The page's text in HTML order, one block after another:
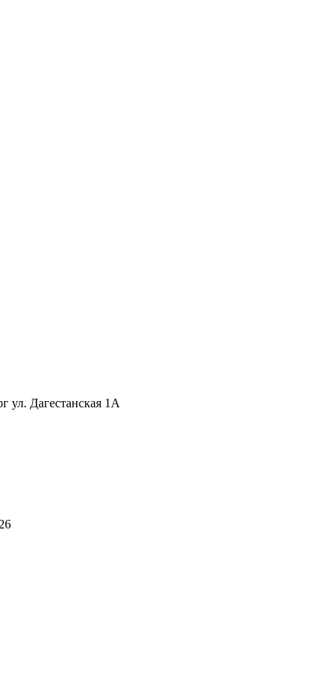
ул. Дагестанская 1А